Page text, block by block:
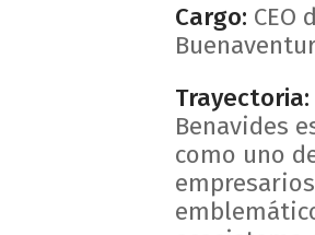
Cargo: CEO
Trayectoria:
Benavides
como uno